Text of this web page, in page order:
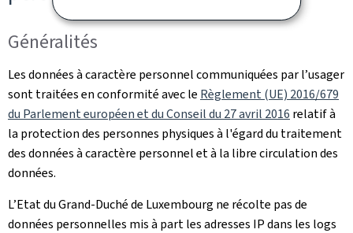
Généralités
Les données à caractère personnel communiquées par l’usager
sont traitées en conformité avec le Règlement (UE) 2016/679
du Parlement européen et du Conseil du 27 avril 2016 relatif à
la protection des personnes physiques à l'égard du traitement
des données à caractère personnel et à la libre circulation des
données.
L’Etat du Grand-Duché de Luxembourg ne récolte pas de
données personnelles mis à part les adresses IP dans les logs